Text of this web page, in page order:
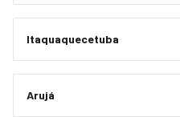
Itaquaquecetuba
Arujá